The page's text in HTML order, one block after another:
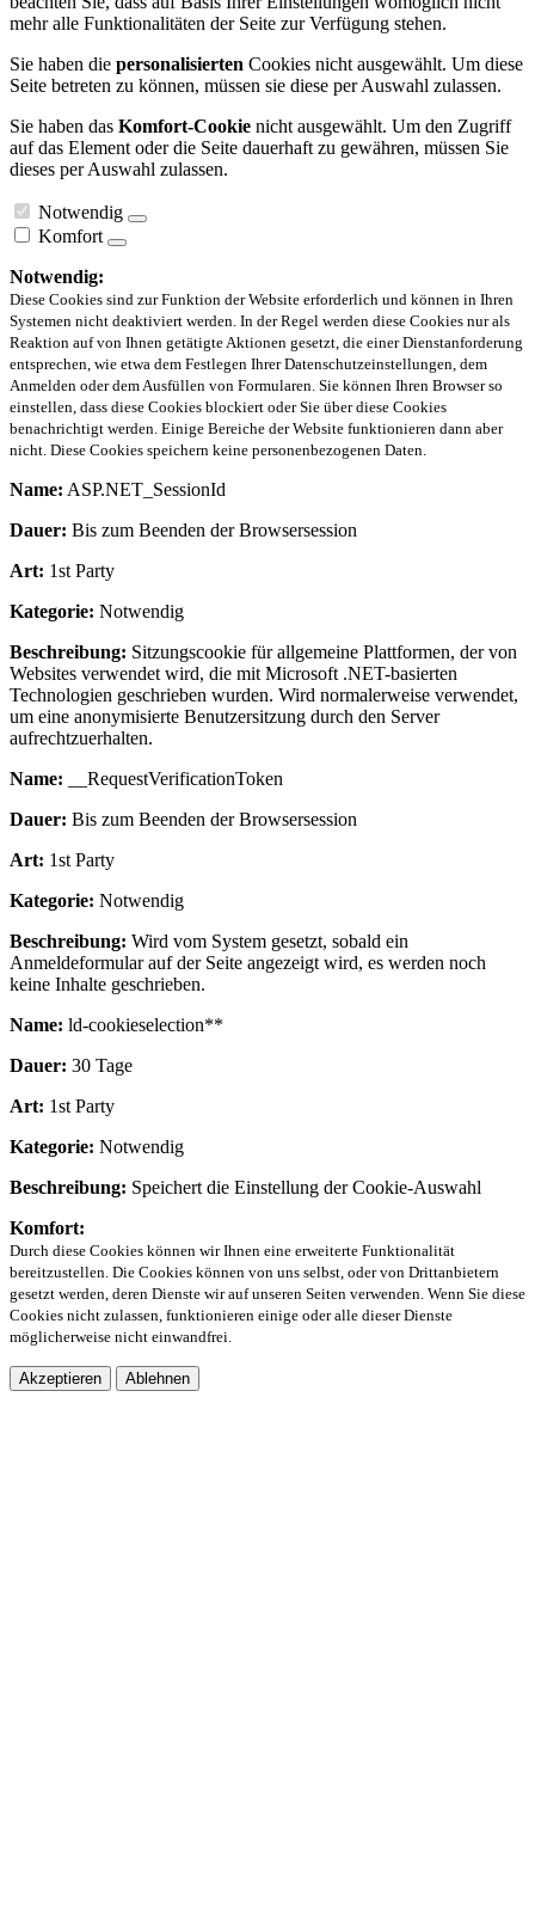
mehr alle Funktionalitäten der Seite zur Verfügung stehen.
Sie haben die personalisierten Cookies nicht ausgewählt. Um diese
Seite betreten zu können, müssen sie diese per Auswahl zulassen.
Sie haben das Komfort-Cookie nicht ausgewählt. Um den Zugriff
auf das Element oder die Seite dauerhaft zu gewähren, müssen Sie
dieses per Auswahl zulassen.
Notwendig
Komfort
Notwendig:
Diese Cookies sind zur Funktion der Website erforderlich und können in Ihren
Systemen nicht deaktiviert werden. In der Regel werden diese Cookies nur als
Reaktion auf von Ihnen getätigte Aktionen gesetzt, die einer Dienstanforderung
entsprechen, wie etwa dem Festlegen Ihrer Datenschutzeinstellungen, dem
Anmelden oder dem Ausfüllen von Formularen. Sie können Ihren Browser so
einstellen, dass diese Cookies blockiert oder Sie über diese Cookies
benachrichtigt werden. Einige Bereiche der Website funktionieren dann aber
nicht. Diese Cookies speichern keine personenbezogenen Daten.
Name: ASP.NET_SessionId
Dauer: Bis zum Beenden der Browsersession
Art: 1st Party
Kategorie: Notwendig
Beschreibung: Sitzungscookie für allgemeine Plattformen, der von
Websites verwendet wird, die mit Microsoft .NET-basierten
Technologien geschrieben wurden. Wird normalerweise verwendet,
um eine anonymisierte Benutzersitzung durch den Server
aufrechtzuerhalten.
Name: __RequestVerificationToken
Dauer: Bis zum Beenden der Browsersession
Art: 1st Party
Kategorie: Notwendig
Beschreibung: Wird vom System gesetzt, sobald ein
Anmeldeformular auf der Seite angezeigt wird, es werden noch
keine Inhalte geschrieben.
Name: ld-cookieselection**
Dauer: 30 Tage
Art: 1st Party
Kategorie: Notwendig
Beschreibung: Speichert die Einstellung der Cookie-Auswahl
Komfort:
Durch diese Cookies können wir Ihnen eine erweiterte Funktionalität
bereitzustellen. Die Cookies können von uns selbst, oder von Drittanbietern
gesetzt werden, deren Dienste wir auf unseren Seiten verwenden. Wenn Sie diese
Cookies nicht zulassen, funktionieren einige oder alle dieser Dienste
möglicherweise nicht einwandfrei.
Akzeptieren Ablehnen